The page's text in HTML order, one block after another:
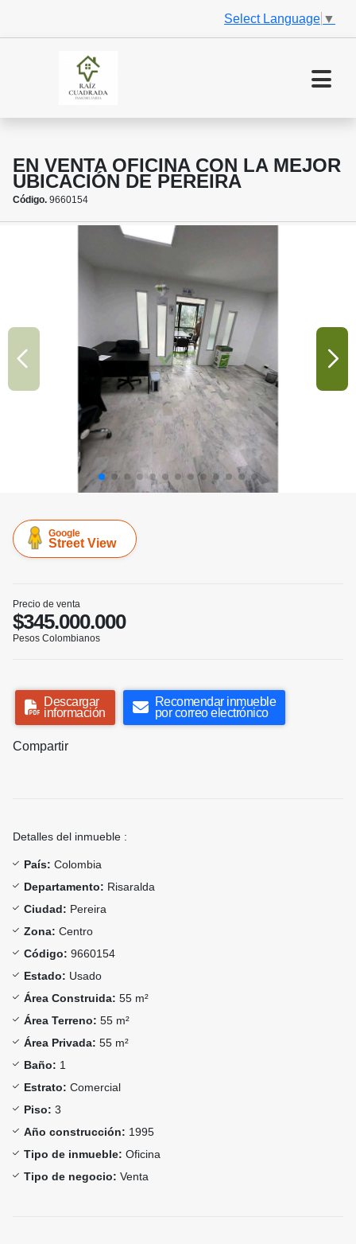
Select Language ▼
EN VENTA OFICINA CON LA MEJOR
UBICACIÓN DE PEREIRA
Código. 9660154
Google
Street View
Precio de venta
$345.000.000
Pesos Colombianos
Descargar
información
Recomendar inmueble
por correo electrónico
Compartir
Detalles del inmueble :
País: Colombia
Departamento: Risaralda
Ciudad: Pereira
Zona: Centro
Código: 9660154
Estado: Usado
Área Construida: 55 m²
Área Terreno: 55 m²
Área Privada: 55 m²
Baño: 1
Estrato: Comercial
Piso: 3
Año construcción: 1995
Tipo de inmueble: Oficina
Tipo de negocio: Venta